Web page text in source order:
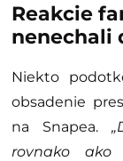
Reakcie
nenechali
Niekto
obsadenie
na Snapea.
rovnako ako